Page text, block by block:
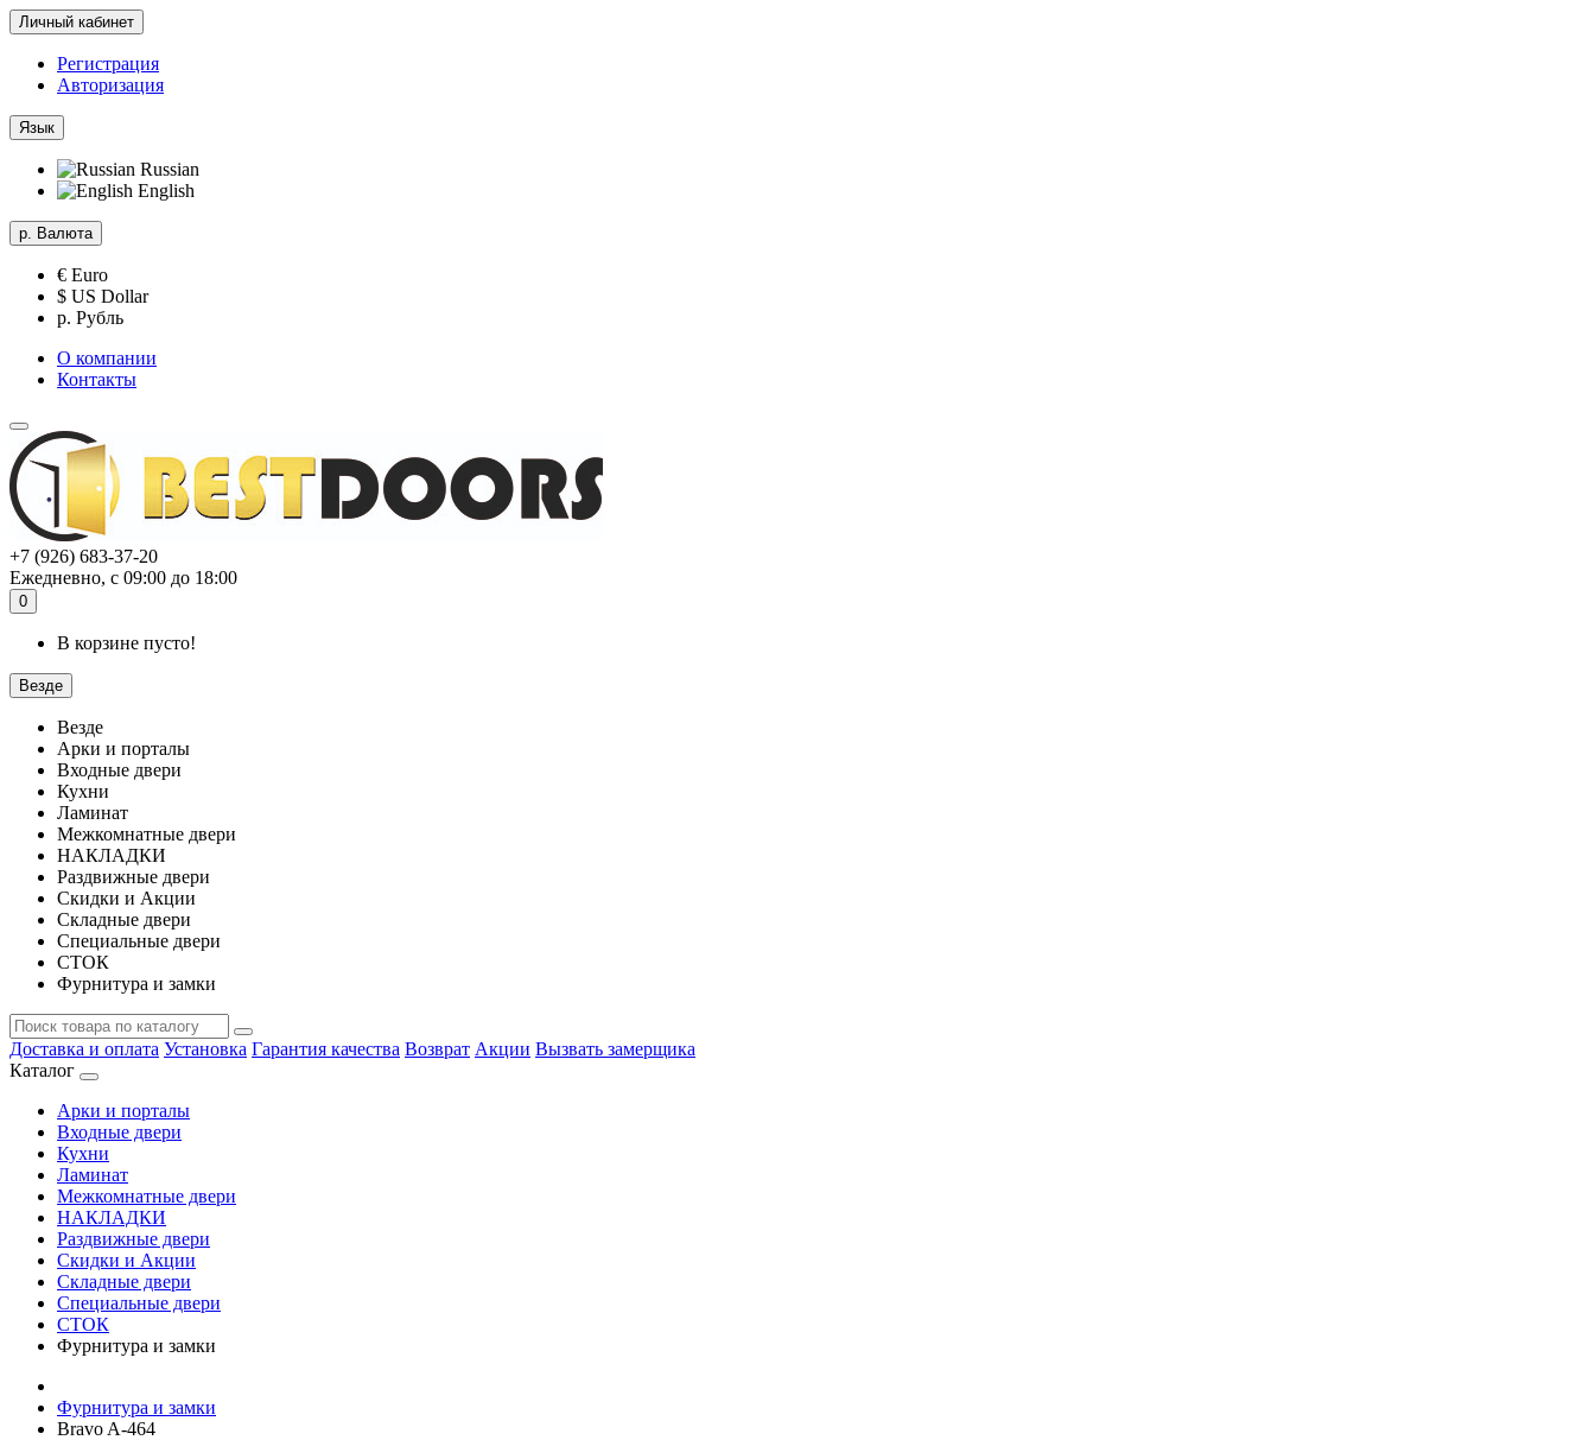
Личный кабинет
Регистрация
Авторизация
Язык
Russian
English
р. Валюта
€ Euro
$ US Dollar
р. Рубль
О компании
Контакты
+7 (926) 683-37-20
Ежедневно, с 09:00 до 18:00
0
В корзине пусто!
Везде
Везде
Арки и порталы
Входные двери
Кухни
Ламинат
Межкомнатные двери
НАКЛАДКИ
Раздвижные двери
Скидки и Акции
Складные двери
Специальные двери
СТОК
Фурнитура и замки
Доставка и оплата Установка Гарантия качества Возврат Акции Вызвать замерщика
Каталог
Арки и порталы
Входные двери
Кухни
Ламинат
Межкомнатные двери
НАКЛАДКИ
Раздвижные двери
Скидки и Акции
Складные двери
Специальные двери
СТОК
Фурнитура и замки
Фурнитура и замки
Bravo A-464